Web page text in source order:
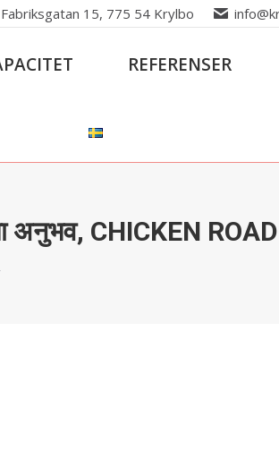
Fabriksgatan 15, 775 54 Krylbo
REFERENSER
अनुभव, CHICKEN